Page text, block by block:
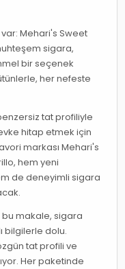
Mehari's Sweet
sigara,
bir seçenek
her nefeste
tat profiliyle
hitap etmek için
markası Mehari's
hem yeni
de deneyimli sigara
makale, sigara
bilgilerle dolu.
tat profili ve
Her paketinde